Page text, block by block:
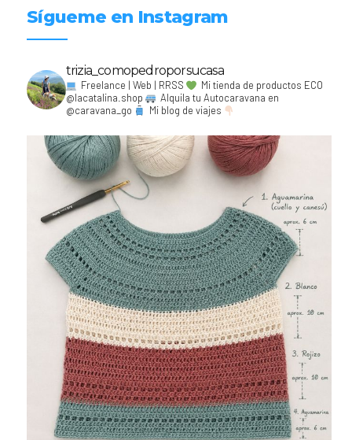
Sígueme en Instagram
trizia_comopedroporsucasa
Freelance | Web | RRSS
Mi tienda de productos ECO
@lacatalina.shop
Alquila tu Autocaravana en
@caravana_go
Mi blog de viajes